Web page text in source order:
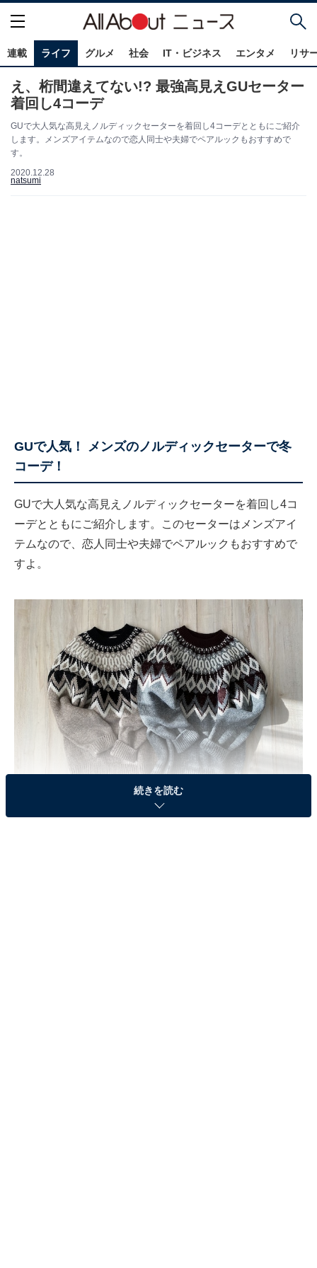
連載 ライフ グルメ 社会 IT・ビジネス エンタメ リサ
え、桁間違えてない!? 最強高見えGUセーター
着回し4コーデ
GUで大人気な高見えノルディックセーターを着回し4コーデとともにご紹介
します。メンズアイテムなので恋人同士や夫婦でペアルックもおすすめで
す。
2020.12.28
natsumi
GUで人気！ メンズのノルディックセーターで冬
コーデ！
GUで大人気な高見えノルディックセーターを着回し4コ
ーデとともにご紹介します。このセーターはメンズアイ
テムなので、恋人同士や夫婦でペアルックもおすすめで
すよ。
続きを読む